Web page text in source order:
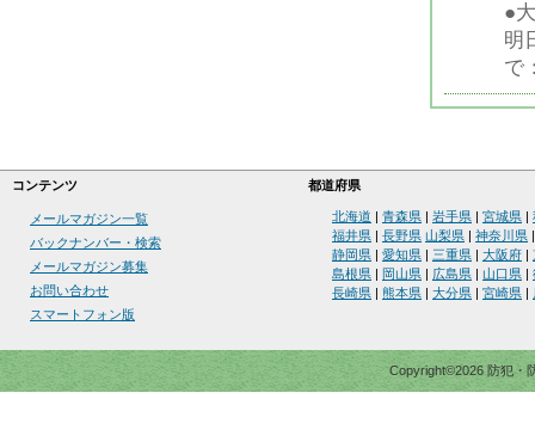
●
明
で
コンテンツ 都道府県
メールマガジン一覧
バックナンバー・検索
メールマガジン募集
お問い合わせ
スマートフォン版
北海道 青森県 岩手県 宮城県
福井県
長野県 山梨県 神奈川県
静岡県
愛知県 三重県 大阪府
島根県
岡山県 広島県 山口県
長崎県
熊本県 大分県 宮崎県
Copyright©2026 防犯・